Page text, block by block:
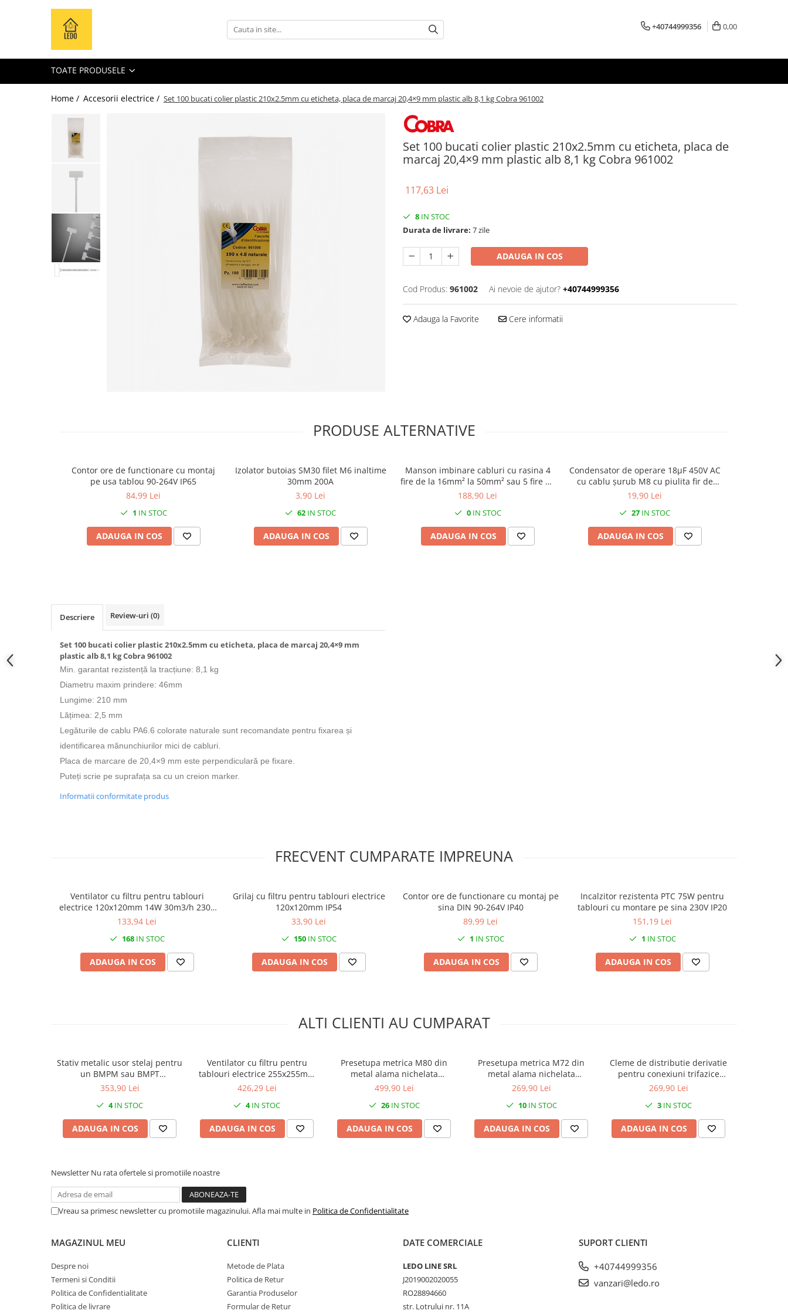
Toate Produsele
Tuburi LED
Tablouri metalice
Dulapuri metalice
Aparataj tablouri electrice
Sigurante automate
Sigurante fuzibile
Contactoare si relee
Banda led si accesorii
Prelungitoare pe tambur
Cleme pe sina DIN
Cleme diverse
Doze electrice
Doze aplicate
Doze din plastic
Doze aluminiu
Doze incastrate
+40744999356 0,00
TOATE PRODUSELE
Home / Accesorii electrice / Set 100 bucati colier plastic 210x2.5mm cu eticheta, placa de marcaj 20,4×9 mm plastic alb 8,1 kg Cobra 961002
Set 100 bucati colier plastic 210x2.5mm cu eticheta, placa de
marcaj 20,4×9 mm plastic alb 8,1 kg Cobra 961002
117,63 Lei
8 IN STOC
Durata de livrare: 7 zile
ADAUGA IN COS
Cod Produs: 961002 Ai nevoie de ajutor? +40744999356
Adauga la Favorite Cere informatii
PRODUSE ALTERNATIVE
Contor ore de functionare cu montaj
pe usa tablou 90-264V IP65
84,99 Lei
1 IN STOC
ADAUGA IN COS
Izolator butoias SM30 filet M6 inaltime
30mm 200A
3,90 Lei
62 IN STOC
ADAUGA IN COS
Manson imbinare cabluri cu rasina 4
fire de la 16mm²​​​​​​​ la 50mm²​​​​​​​ sau 5 fire de
la 16mm²​​​​​​​ la 35mm²​​​​​​​
188,90 Lei
0IN STOC
ADAUGA IN COS
Condensator de operare 18μF 450V AC
cu cablu șurub M8 cu piulita fir de
20cm
19,90 Lei
27 IN STOC
ADAUGA IN COS
Descriere Review-uri (0)
Set 100 bucati colier plastic 210x2.5mm cu eticheta, placa de marcaj 20,4×9 mm
plastic alb 8,1 kg Cobra 961002
Min. garantat rezistență la tracțiune: 8,1 kg
Diametru maxim prindere: 46mm
Lungime: 210 mm
Lățimea: 2,5 mm
Legăturile de cablu PA6.6 colorate naturale sunt recomandate pentru fixarea și
identificarea mănunchiurilor mici de cabluri.
Placa de marcare de 20,4×9 mm este perpendiculară pe fixare.
Puteți scrie pe suprafața sa cu un creion marker.
Informatii conformitate produs
FRECVENT CUMPARATE IMPREUNA
Ventilator cu filtru pentru tablouri
electrice 120x120mm 14W 30m3/h 230V
IP54
133,94 Lei
168IN STOC
ADAUGA IN COS
Grilaj cu filtru pentru tablouri electrice
120x120mm IP54
33,90 Lei
150IN STOC
ADAUGA IN COS
Contor ore de functionare cu montaj pe
sina DIN 90-264V IP40
89,99 Lei
1 IN STOC
ADAUGA IN COS
Incalzitor rezistenta PTC 75W pentru
tablouri cu montare pe sina 230V IP20
151,19 Lei
1 IN STOC
ADAUGA IN COS
ALTI CLIENTI AU CUMPARAT
Stativ metalic usor stelaj pentru
un BMPM sau BMPT
2000x300mm
353,90 Lei
4IN STOC
ADAUGA IN COS
Ventilator cu filtru pentru
tablouri electrice 255x255mm
47W 520m3 230V IP54
426,29 Lei
4IN STOC
ADAUGA IN COS
Presetupa metrica M80 din
metal alama nichelata
diametru 55-62mm IP68
499,90 Lei
26IN STOC
ADAUGA IN COS
Presetupa metrica M72 din
metal alama nichelata
diametru 42-52mm IP68
269,90 Lei
10IN STOC
ADAUGA IN COS
Cleme de distributie derivatie
pentru conexiuni trifazice
25mm²/35mm² Cu-Al montaj pe
pol/clema
269,90 Lei
3 IN STOC
ADAUGA IN COS
Newsletter Nu rata ofertele si promotiile noastre
Vreau sa primesc newsletter cu promotiile magazinului. Afla mai multe in Politica de Confidentialitate
MAGAZINUL MEU
Despre noi
Termeni si Conditii
Politica de Confidentialitate
Politica de livrare
CLIENTI
Metode de Plata
Politica de Retur
Garantia Produselor
Formular de Retur
DATE COMERCIALE
LEDO LINE SRL
J2019002020055
RO28894660
str. Lotrului nr. 11A
SUPORT CLIENTI
+40744999356
vanzari@ledo.ro